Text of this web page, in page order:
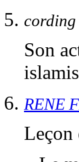
cording
Son
RENE
Leçon